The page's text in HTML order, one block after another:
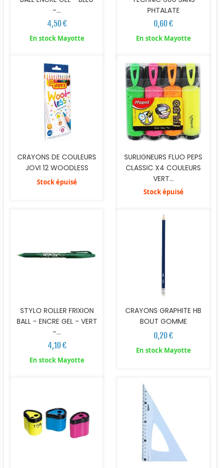
-...
4,50 €
En stock Mayotte
PHTALATE
0,60 €
En stock Mayotte
CRAYONS DE COULEURS
JOVI 12 WOODLESS
Stock épuisé
SURLIGNEURS FLUO PEPS
CLASSIC X4 COULEURS
VERT...
Stock épuisé
STYLO ROLLER FRIXION
BALL - ENCRE GEL - VERT
-...
4,10 €
En stock Mayotte
CRAYONS GRAPHITE HB
BOUT GOMME
0,20 €
En stock Mayotte